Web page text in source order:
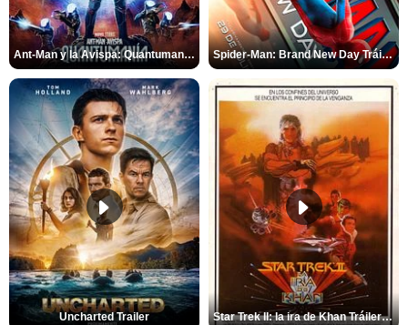
Ant-Man y la Avispa: Quantumanía Tráiler (2) Spider-Man: Brand New Day Tráiler (3)
Uncharted Trailer Star Trek II: la ira de Khan Tráiler VO